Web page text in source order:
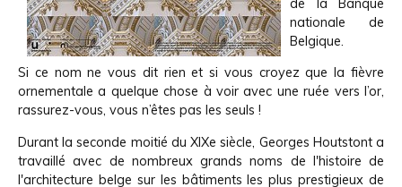
de la Banque
nationale de
Belgique.
Si ce nom ne vous dit rien et si vous croyez que la fièvre
ornementale a quelque chose à voir avec une ruée vers l’or,
rassurez-vous, vous n’êtes pas les seuls !
Durant la seconde moitié du XIXe siècle, Georges Houtstont a
travaillé avec de nombreux grands noms de l'histoire de
l'architecture belge sur les bâtiments les plus prestigieux de